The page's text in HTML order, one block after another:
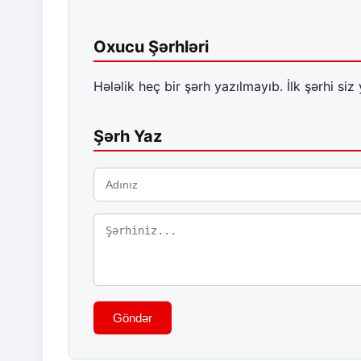
Oxucu Şərhləri
Hələlik heç bir şərh yazılmayıb. İlk şərhi siz
Şərh Yaz
Göndər